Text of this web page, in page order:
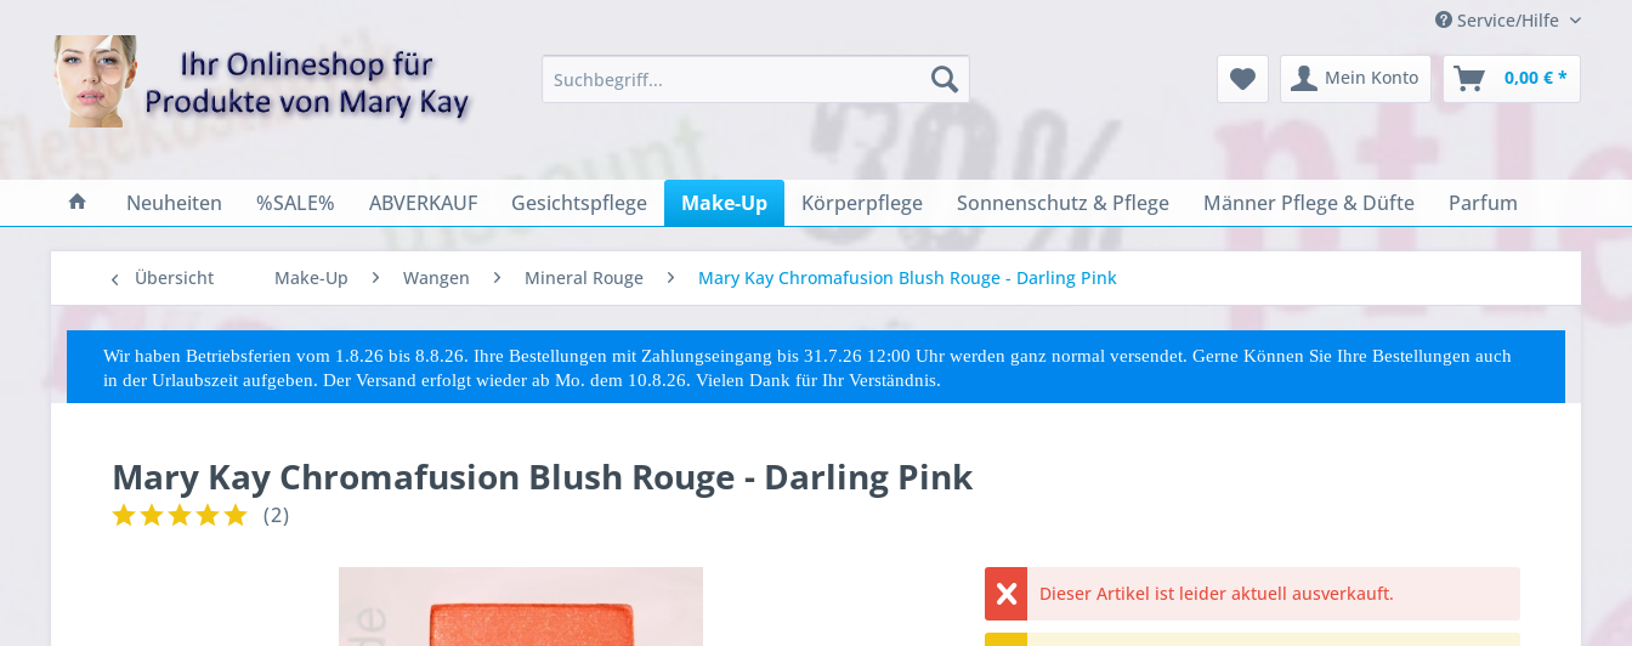
Service/Hilfe
Mein Konto 0,00 € *
Neuheiten %SALE% ABVERKAUF Gesichtspflege Make-Up Körperpflege Sonnenschutz & Pflege Männer Pflege & Düfte Parfum
Übersicht Make-Up Wangen Mineral Rouge Mary Kay Chromafusion Blush Rouge - Darling Pink
Wir haben Betriebsferien vom 1.8.26 bis 8.8.26. Ihre Bestellungen mit Zahlungseingang bis 31.7.26 12:00 Uhr werden ganz normal versendet. Gerne Können Sie Ihre Bestellungen auch
in der Urlaubszeit aufgeben. Der Versand erfolgt wieder ab Mo. dem 10.8.26. Vielen Dank für Ihr Verständnis.
Mary Kay Chromafusion Blush Rouge - Darling Pink
(2)
Dieser Artikel ist leider aktuell ausverkauft.